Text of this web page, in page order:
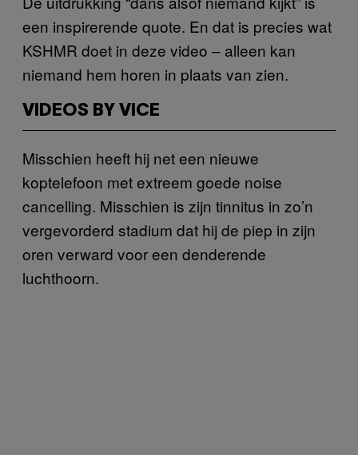
een inspirerende quote. En dat is precies wat
KSHMR doet in deze video – alleen kan
niemand hem horen in plaats van zien.
VIDEOS BY VICE
Misschien heeft hij net een nieuwe
koptelefoon met extreem goede noise
cancelling. Misschien is zijn tinnitus in zo’n
vergevorderd stadium dat hij de piep in zijn
oren verward voor een denderende
luchthoorn.